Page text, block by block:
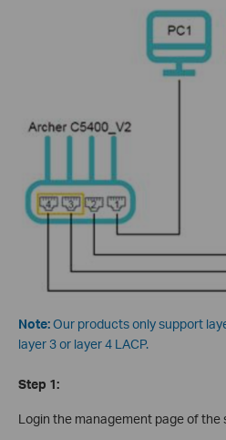
Note:Our products only support
layer 3 or layer 4 LACP.
Step 1:
Login the management page of